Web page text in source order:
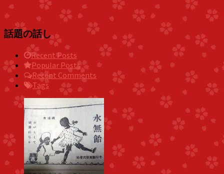
話題の話し
Recent Posts
Popular Posts
Recent Comments
Tags